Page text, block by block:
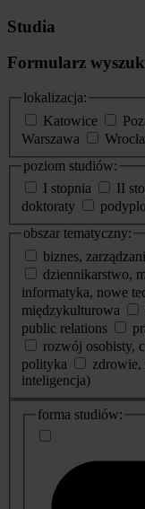
Studia
Formularz
lokalizacja:
Katowice
Warszawa
poziom studiów:
I stopnia
II
doktoraty
obszar tematyczny:
biznes,
dziennikarstwo,
informatyka, nowe
międzykulturowa
public relations
rozwój osobisty,
polityka
zdrowie,
inteligencja)
dodatkowe
informacje
forma studiów: